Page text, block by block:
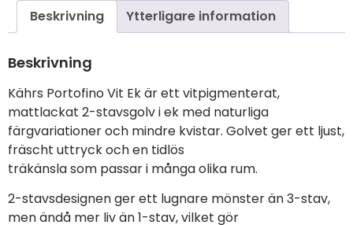
Beskrivning Ytterligare information
Beskrivning
Kährs Portofino Vit Ek är ett vitpigmenterat,
mattlackat 2-stavsgolv i ek med naturliga
färgvariationer och mindre kvistar. Golvet ger ett ljust,
fräscht uttryck och en tidlös
träkänsla som passar i många olika rum.
2-stavsdesignen ger ett lugnare mönster än 3-stav,
men ändå mer liv än 1-stav, vilket gör